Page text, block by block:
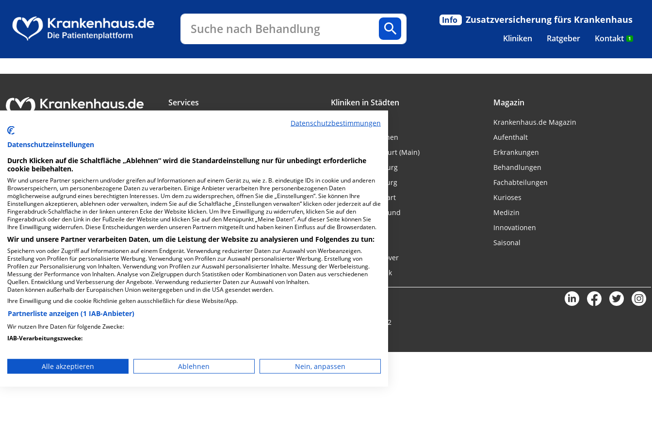
Suche nach Behandlung
Kliniken
Ratgeber Kontakt 1
Info Zusatzversicherung fürs Krankenhaus
Login für Kliniken
Services
E-Rezepte einlösen & Medikamente bestellen
Wahlleistungen im Krankenhaus
Checkliste für das Krankenhaus
Komfortleistungen
Checkliste für den Krankenhausaufenthalt
Kliniken in Städten
Kliniken in Berlin
Kliniken in München
Kliniken in Frankfurt (Main)
Kliniken in Hamburg
Kliniken in Duisburg
Kliniken in Stuttgart
Kliniken in Dortmund
Kliniken in Köln
Kliniken in Kiel
Kliniken in Hannover
Kliniken in Rostock
Magazin
Krankenhaus.de Magazin
Aufenthalt
Erkrankungen
Behandlungen
Fachabteilungen
Kurioses
Medizin
Innovationen
Saisonal
Kontakt Presse Impressum Cookies AGB Datenschutz
Sie fühlen sich nicht gut oder haben einen medizinischen Notfall? Ärztlicher Bereitschaftsdienst: 116117 | Notruf: 112
Datenschutzbestimmungen
Datenschutzeinstellungen
Durch Klicken auf die Schaltfläche „Ablehnen“ wird die Standardeinstellung nur für unbedingt erforderliche
cookie beibehalten.
Wir und unsere Partner speichern und/oder greifen auf Informationen auf einem Gerät zu, wie z. B. eindeutige IDs in cookie und anderen
Browserspeichern, um personenbezogene Daten zu verarbeiten. Einige Anbieter verarbeiten Ihre personenbezogenen Daten
möglicherweise aufgrund eines berechtigten Interesses. Um dem zu widersprechen, öffnen Sie die „Einstellungen“. Sie können Ihre
Einstellungen akzeptieren, ablehnen oder verwalten, indem Sie auf die Schaltfläche „Einstellungen verwalten“ klicken oder jederzeit auf die
Fingerabdruck-Schaltfläche in der linken unteren Ecke der Website klicken. Um Ihre Einwilligung zu widerrufen, klicken Sie auf den
Fingerabdruck oder den Link in der Fußzeile der Website und klicken Sie auf den Menüpunkt „Meine Daten“. Auf dieser Seite können Sie
Ihre Einwilligung widerrufen. Diese Entscheidungen werden unseren Partnern mitgeteilt und haben keinen Einfluss auf die Browserdaten.
Wir und unsere Partner verarbeiten Daten, um die Leistung der Website zu analysieren und Folgendes zu tun:
Speichern von oder Zugriff auf Informationen auf einem Endgerät. Verwendung reduzierter Daten zur Auswahl von Werbeanzeigen.
Erstellung von Profilen für personalisierte Werbung. Verwendung von Profilen zur Auswahl personalisierter Werbung. Erstellung von
Profilen zur Personalisierung von Inhalten. Verwendung von Profilen zur Auswahl personalisierter Inhalte. Messung der Werbeleistung.
Messung der Performance von Inhalten. Analyse von Zielgruppen durch Statistiken oder Kombinationen von Daten aus verschiedenen
Quellen. Entwicklung und Verbesserung der Angebote. Verwendung reduzierter Daten zur Auswahl von Inhalten.
Daten können außerhalb der Europäischen Union weitergegeben und in die USA gesendet werden.
Ihre Einwilligung und die cookie Richtlinie gelten ausschließlich für diese Website/App.
Partnerliste anzeigen (1 IAB-Anbieter)
Wir nutzen Ihre Daten für folgende Zwecke:
IAB-Verarbeitungszwecke:
Verwendung reduzierter Daten zur Auswahl von Werbeanzeigen
Alle akzeptieren Ablehnen Nein, anpassen